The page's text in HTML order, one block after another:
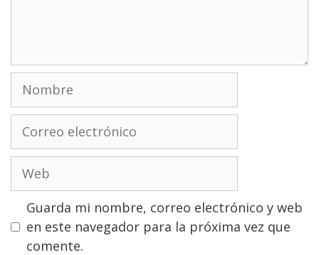
Nombre
electrónico
Guarda mi nombre, correo electrónico y web
en este navegador para la próxima vez que
comente.